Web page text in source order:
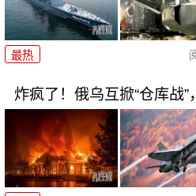
最热
炸疯了！俄乌互掀“仓库战